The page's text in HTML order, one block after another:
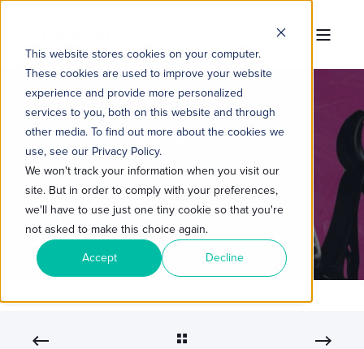
This website stores cookies on your computer.
These cookies are used to improve your website
experience and provide more personalized
services to you, both on this website and through
other media. To find out more about the cookies we
use, see our Privacy Policy.
We won't track your information when you visit our
site. But in order to comply with your preferences,
we'll have to use just one tiny cookie so that you're
not asked to make this choice again.
Accept Decline
6 MIN READ
HUBSPOT MARKETING PARA
CAPTAÇÃO DE LEADS